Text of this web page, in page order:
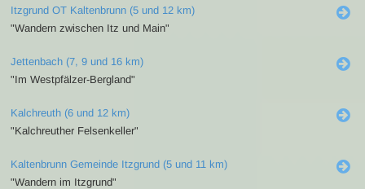
Itzgrund OT Kaltenbrunn (5 und 12 km)
"Wandern zwischen Itz und Main"
Jettenbach (7, 9 und 16 km)
"Im Westpfälzer-Bergland"
Kalchreuth (6 und 12 km)
"Kalchreuther Felsenkeller"
Kaltenbrunn Gemeinde Itzgrund (5 und 11 km)
"Wandern im Itzgrund"